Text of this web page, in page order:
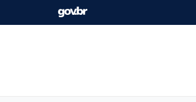
Skip to main content